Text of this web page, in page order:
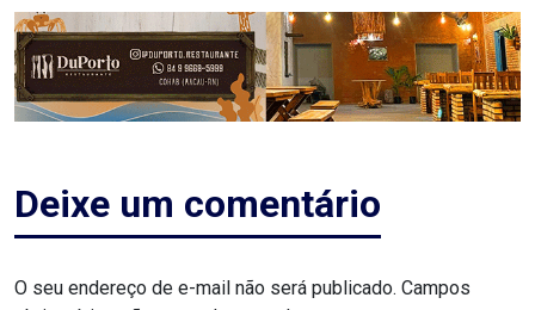
COMPROMISSO
CONFERÊNCIA
DE
CONQUISTA
COPA
Deixe um comentário
O seu endereço de e-mail não será publicado. Campos